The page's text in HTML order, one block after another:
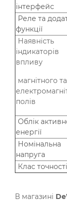
інтерфейс
Реле та
функції
Наявність
індикаторів
впливу
магнітного та
полів
Облік
енергії
Номінальна
напруга
Клас точності
В магазині